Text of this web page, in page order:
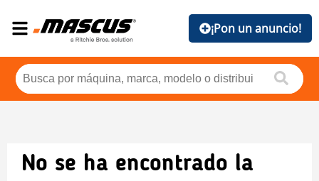
¡Pon un anuncio!
No se ha encontrado la